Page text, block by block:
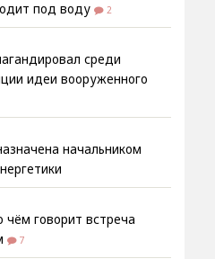
под воду
2
среди
идеи вооруженного
начальником
чём говорит встреча
7